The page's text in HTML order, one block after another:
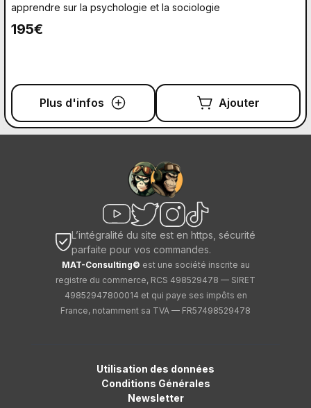
apprendre sur la psychologie et la sociologie
195€
Plus d'infos Ajouter
L’intégralité du site est en https, sécurité
parfaite pour vos commandes.
MAT-Consulting© est une société inscrite au
registre du commerce, RCS 498529478 — SIRET
49852947800014 et qui paye ses impôts en
France, notamment sa TVA — FR57498529478
Newsletter
Conditions Générales
Utilisation des données